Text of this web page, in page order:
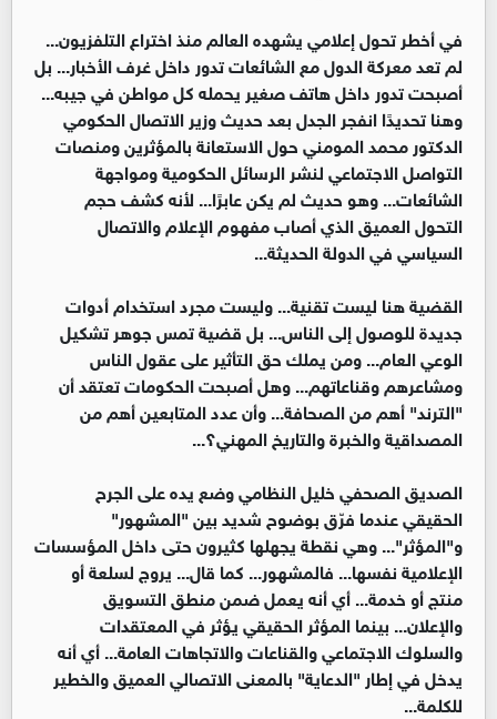
في أخطر تحول إعلامي يشهده العالم منذ اختراع التلفزيون...
لم تعد معركة الدول مع الشائعات تدور داخل غرف الأخبار... بل
أصبحت تدور داخل هاتف صغير يحمله كل مواطن في جيبه...
وهنا تحديدًا انفجر الجدل بعد حديث وزير الاتصال الحكومي
الدكتور محمد المومني حول الاستعانة بالمؤثرين ومنصات
التواصل الاجتماعي لنشر الرسائل الحكومية ومواجهة
الشائعات... وهو حديث لم يكن عابرًا... لأنه كشف حجم
التحول العميق الذي أصاب مفهوم الإعلام والاتصال
السياسي في الدولة الحديثة...
القضية هنا ليست تقنية... وليست مجرد استخدام أدوات
جديدة للوصول إلى الناس... بل قضية تمس جوهر تشكيل
الوعي العام... ومن يملك حق التأثير على عقول الناس
ومشاعرهم وقناعاتهم... وهل أصبحت الحكومات تعتقد أن
"الترند" أهم من الصحافة... وأن عدد المتابعين أهم من
المصداقية والخبرة والتاريخ المهني؟...
الصديق الصحفي خليل النظامي وضع يده على الجرح
الحقيقي عندما فرّق بوضوح شديد بين "المشهور"
و"المؤثر"... وهي نقطة يجهلها كثيرون حتى داخل المؤسسات
الإعلامية نفسها... فالمشهور... كما قال... يروج لسلعة أو
منتج أو خدمة... أي أنه يعمل ضمن منطق التسويق
والإعلان... بينما المؤثر الحقيقي يؤثر في المعتقدات
والسلوك الاجتماعي والقناعات والاتجاهات العامة... أي أنه
يدخل في إطار "الدعاية" بالمعنى الاتصالي العميق والخطير
للكلمة...